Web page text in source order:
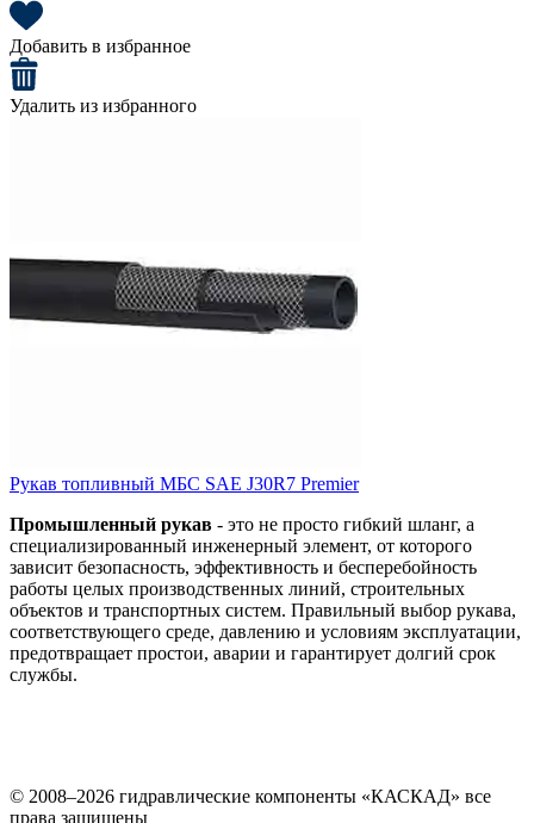
Добавить в избранное
Удалить из избранного
Рукав топливный МБС SAE J30R7 Premier
Промышленный рукав - это не просто гибкий шланг, а
специализированный инженерный элемент, от которого
зависит безопасность, эффективность и бесперебойность
работы целых производственных линий, строительных
объектов и транспортных систем. Правильный выбор рукава,
соответствующего среде, давлению и условиям эксплуатации,
предотвращает простои, аварии и гарантирует долгий срок
службы.
© 2008–2026 гидравлические компоненты «КАСКАД» все
права защищены